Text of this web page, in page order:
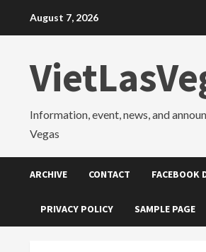
August 7, 2026
Information, event, news, and
Vegas
ARCHIVE CONTACT FACEBOOK
PRIVACY POLICY SAMPLE PAGE